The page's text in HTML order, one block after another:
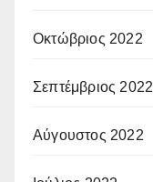
Οκτώβριος 2022
Σεπτέμβριος 2022
Αύγουστος 2022